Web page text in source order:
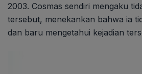
2003. Cosmas sendiri mengaku
tersebut, menekankan bahwa ia
dan baru mengetahui kejadian